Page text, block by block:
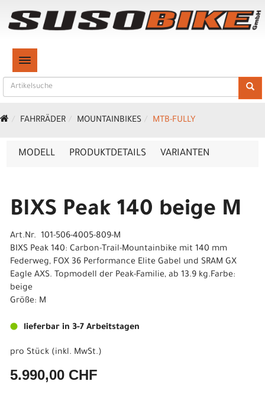
TOGGLE NAVIGATION
FAHRRÄDER MOUNTAINBIKES MTB-FULLY
MODELL PRODUKTDETAILS VARIANTEN
BIXS Peak 140 beige M
Art.Nr. 101-506-4005-809-M
BIXS Peak 140: Carbon-Trail-Mountainbike mit 140 mm
Federweg, FOX 36 Performance Elite Gabel und SRAM GX
Eagle AXS. Topmodell der Peak-Familie, ab 13.9 kg.Farbe:
beige
Größe: M
lieferbar in 3-7 Arbeitstagen
pro Stück (inkl. MwSt.)
5.990,00 CHF